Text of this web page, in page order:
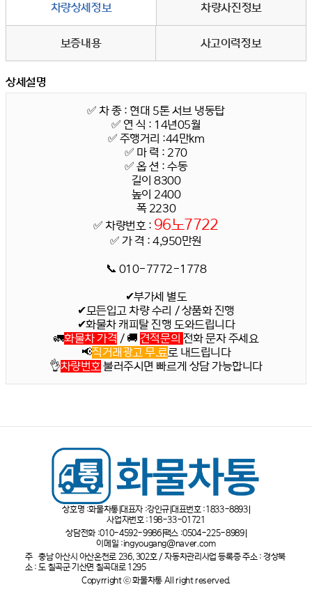
차량상세정보 차량사진정보
보증내용 사고이력정보
상세설명
✅ 차 종 : 현대 5톤 서브 냉동탑
✅ 연 식 : 14년05월
✅ 주행거리 :44만km
✅ 마 력 : 270
✅ 옵 션 : 수동
길이 8300
높이 2400
폭 2230
✅ 차량번호 : 96노7722
✅가 격 : 4,950만원
📞 010-7772-1778
✔부가세 별도
✔모든입고 차량 수리 / 상품화 진행
✔화물차 캐피탈 진행 도와드립니다
🚛화물차 가격 / 🚚 견적문의 전화 문자 주세요
📢직거래광고 무.료 로 내드립니다
👌차량번호 불러주시면 빠르게 상담 가능합니다
상호명 :화물차통 대표자 :강인규 대표번호 :1833-8893
사업자번호 :198-33-01721
상담전화 :010-4592-9986 팩스 :0504-225-8989
이메일 :ingyougang@naver.com
주
소 :
충남 아산시 아산온천로 236, 302호 / 자동차관리사업 등록증 주소 : 경상북
도 칠곡군 기산면 칠곡대로 1295
Copyrright ⓒ 화물차통 All right reserved.